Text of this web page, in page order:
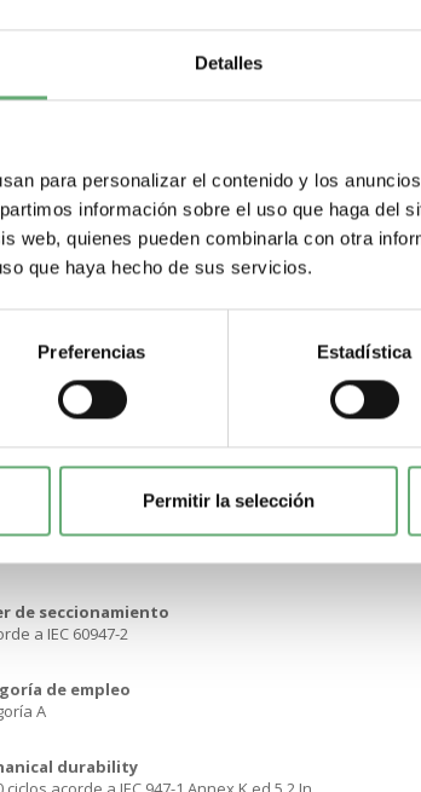
Detalles
para personalizar el contenido y los
información sobre el uso que haga del
web, quienes pueden combinarla con otra
que haya hecho de sus servicios.
Preferencias Estadística
Permitir la selección
Hz
nominal de empleo
- categoría utilización AC-23 CA 50/60 Hz100 A - categoría
nominal de aislamiento
acorde a IEC 60947-2
Corriente temporal admisible
durabilidad eléctrica 3 s acorde a IEC 60947-3
Resistencia a picos de tensión
de seccionamiento
a IEC 60947-2
de empleo
A
durability